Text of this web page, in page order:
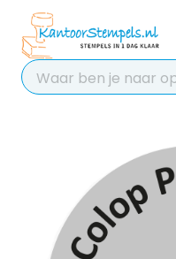
Chat
voor hulp
Contact